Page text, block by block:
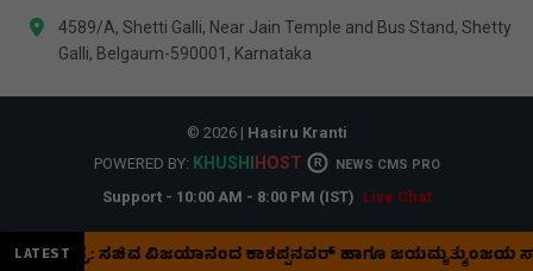
4589/A, Shetti Galli, Near Jain Temple and Bus Stand, Shetty
Galli, Belgaum-590001, Karnataka
© 2026 | Hasiru Kranti
POWERED BY: KHUSHI HOST R NEWS CMS PRO
Support - 10:00 AM - 8:00 PM (IST) Live Chat
LATESTಸಚಿವ ವಿಜಯಾನಂದ ಕಾಶಪ್ಪನವರ್ ಹಾಗೂ ಜಯಮೃತ್ಯುಂಜಯ